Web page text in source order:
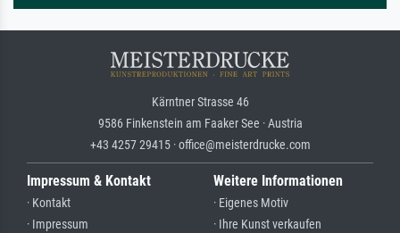
Kärntner Strasse 46
9586 Finkenstein am Faaker See · Austria
+43 4257 29415 · office@meisterdrucke.com
Impressum & Kontakt
· Kontakt
· Impressum
Weitere Informationen
· Eigenes Motiv
· Ihre Kunst verkaufen